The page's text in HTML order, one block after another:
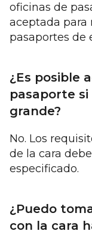
oficinas de
aceptada para
pasaportes de
¿Es posible
pasaporte
grande?
No. Los
de la cara
especificado.
¿Puedo
con la cara